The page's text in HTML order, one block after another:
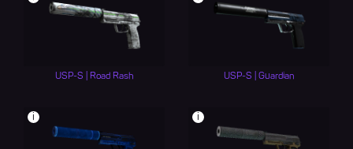
USP-S | Road Rash USP-S | Guardian
i i